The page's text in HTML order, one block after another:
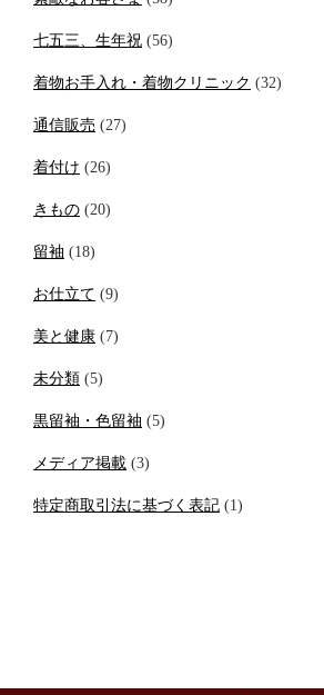
七五三、生年祝 (56)
着物お手入れ・着物クリニック (32)
通信販売 (27)
着付け (26)
きもの (20)
留袖 (18)
お仕立て (9)
美と健康 (7)
未分類 (5)
黒留袖・色留袖 (5)
メディア掲載 (3)
特定商取引法に基づく表記 (1)